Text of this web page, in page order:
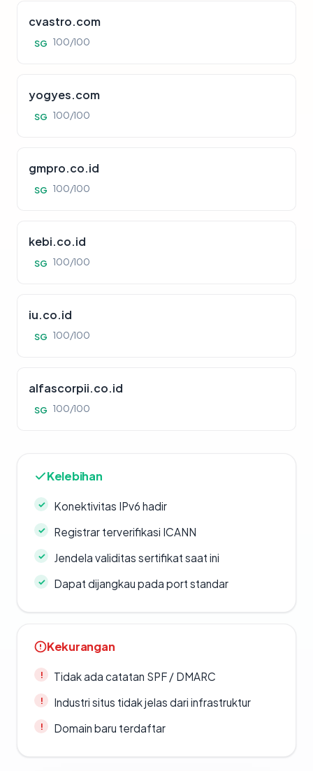
cvastro.com
SG 100/100
yogyes.com
SG 100/100
gmpro.co.id
SG 100/100
kebi.co.id
SG 100/100
iu.co.id
SG 100/100
alfascorpii.co.id
SG 100/100
Kelebihan
Konektivitas IPv6 hadir
Registrar terverifikasi ICANN
Jendela validitas sertifikat saat ini
Dapat dijangkau pada port standar
Kekurangan
Tidak ada catatan SPF / DMARC
Industri situs tidak jelas dari infrastruktur
Domain baru terdaftar